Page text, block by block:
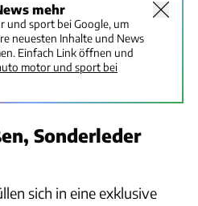
mehr
und sport bei Google, um
neuesten Inhalte und News
Einfach Link öffnen und
motor und sport bei
Sonderleder
sich in eine exklusive